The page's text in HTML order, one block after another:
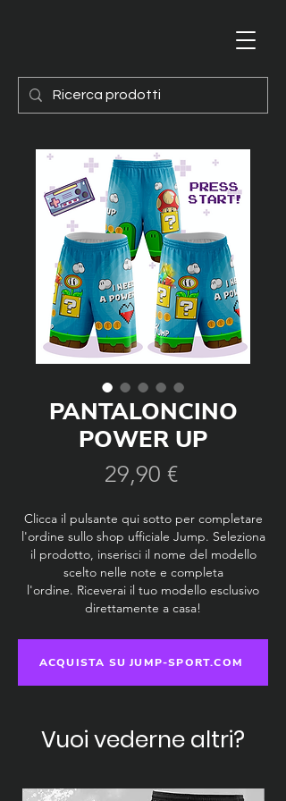
PANTALONCINO
POWER UP
29,90 €Prezzo
Clicca il pulsante qui sotto per completare
l'ordine sullo shop ufficiale Jump. Seleziona
il prodotto, inserisci il nome del modello
scelto nelle note e completa
l'ordine. Riceverai il tuo modello esclusivo
direttamente a casa!
ACQUISTA SU JUMP-SPORT.COM
Vuoi vederne altri?